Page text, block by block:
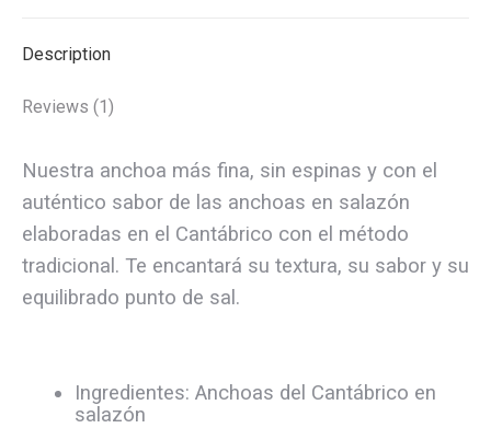
Description
Reviews (1)
Nuestra anchoa más fina, sin espinas y con el
auténtico sabor de las anchoas en salazón
elaboradas en el Cantábrico con el método
tradicional. Te encantará su textura, su sabor y su
equilibrado punto de sal.
Ingredientes: Anchoas del Cantábrico en
salazón